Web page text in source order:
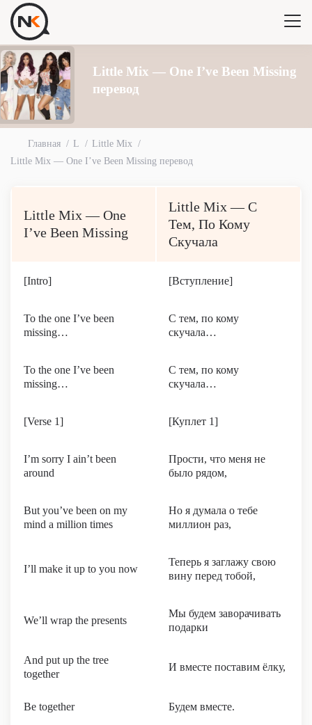
Little Mix — One I’ve Been Missing
перевод
Главная L
Little Mix
Little Mix — One I’ve Been Missing перевод
Little Mix — One
I’ve Been Missing
Little Mix — С
Тем, По Кому
Скучала
[Intro] [Вступление]
To the one I’ve been
missing…
С тем, по кому
скучала…
To the one I’ve been
missing…
С тем, по кому
скучала…
[Verse 1] [Куплет 1]
I’m sorry I ain’t been
around
Прости, что меня не
было рядом,
But you’ve been on my
mind a million times
Но я думала о тебе
миллион раз,
I’ll make it up to you now
Теперь я заглажу свою
вину перед тобой,
We’ll wrap the presents
Мы будем заворачивать
подарки
And put up the tree
together
И вместе поставим ёлку,
Be together Будем вместе.